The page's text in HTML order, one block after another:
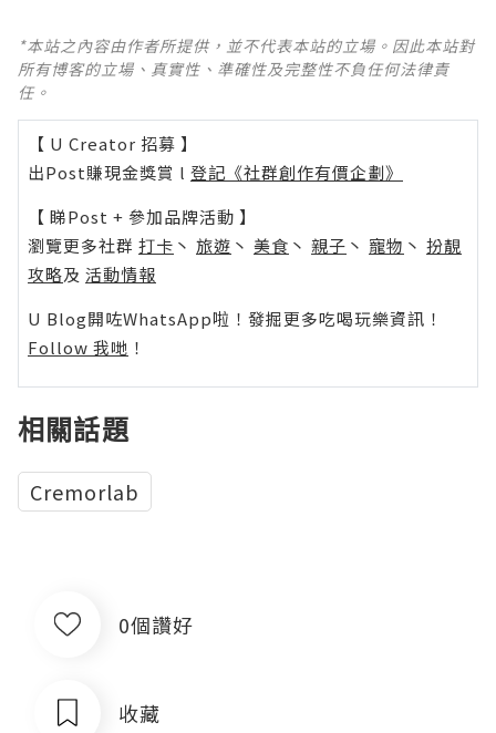
*本站之內容由作者所提供，並不代表本站的立場。因此本站對
所有博客的立場、真實性、準確性及完整性不負任何法律責
任。
【 U Creator 招募 】
出Post賺現金獎賞 l 登記《社群創作有價企劃》
【 睇Post + 參加品牌活動 】
瀏覽更多社群 打卡 丶 旅遊 丶 美食 丶 親子 丶 寵物 丶 扮靚
攻略及 活動情報
U Blog開咗WhatsApp啦！發掘更多吃喝玩樂資訊！
Follow 我哋 ！
相關話題
Cremorlab
0個讚好
收藏